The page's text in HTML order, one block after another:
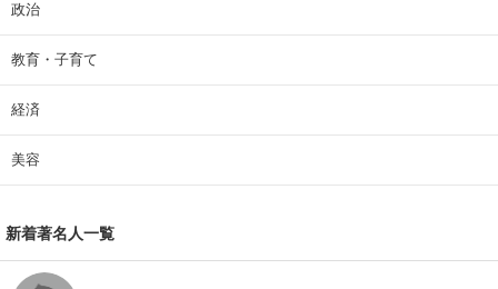
政治
教育・子育て
経済
美容
新着著名人一覧